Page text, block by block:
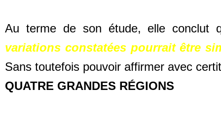
Au terme de son étude, elle conclut
variations constatées pourrait être
Sans toutefois pouvoir affirmer avec
QUATRE GRANDES RÉGIONS